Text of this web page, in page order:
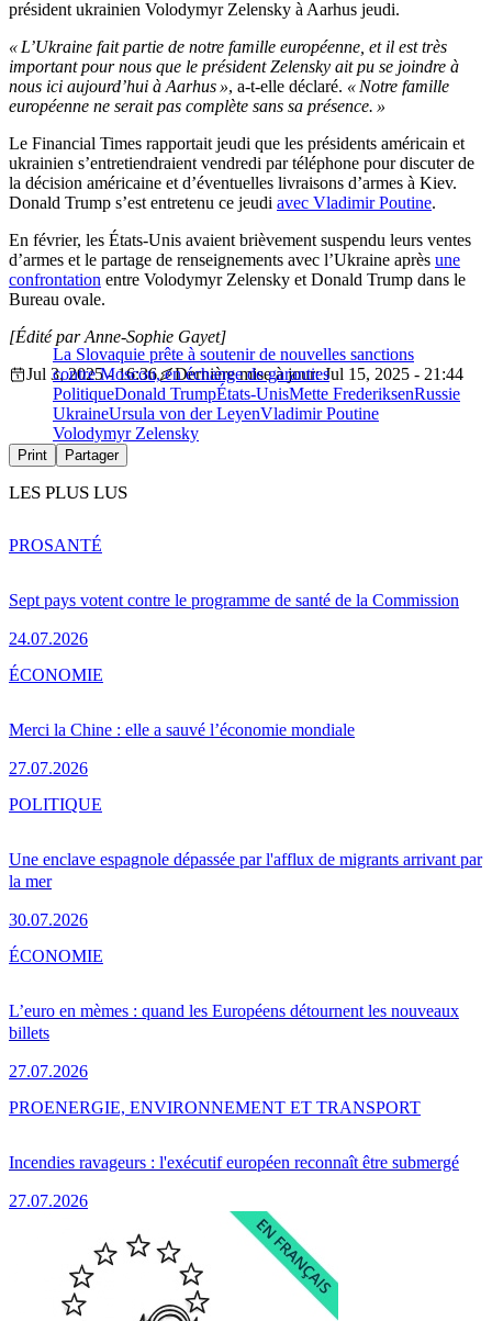
président ukrainien Volodymyr Zelensky à Aarhus jeudi.
« L’Ukraine fait partie de notre famille européenne, et il est très
important pour nous que le président Zelensky ait pu se joindre à
nous ici aujourd’hui à Aarhus », a-t-elle déclaré. « Notre famille
européenne ne serait pas complète sans sa présence. »
Le Financial Times rapportait jeudi que les présidents américain et
ukrainien s’entretiendraient vendredi par téléphone pour discuter de
la décision américaine et d’éventuelles livraisons d’armes à Kiev.
Donald Trump s’est entretenu ce jeudi avec Vladimir Poutine.
En février, les États-Unis avaient brièvement suspendu leurs ventes
d’armes et le partage de renseignements avec l’Ukraine après une
confrontation entre Volodymyr Zelensky et Donald Trump dans le
Bureau ovale.
La Slovaquie prête à soutenir de nouvelles sanctions
contre Moscou, en échange de garanties
[Édité par Anne-Sophie Gayet]
Jul 3, 2025 - 16:36
Dernière mise à jour: Jul 15, 2025 - 21:44
PolitiqueDonald TrumpÉtats-UnisMette FrederiksenRussie
UkraineUrsula von der LeyenVladimir Poutine
Volodymyr Zelensky
Print Partager
LES PLUS LUS
Sept pays votent contre le programme de santé de la Commission
24.07.2026
PROSANTÉ
Merci la Chine : elle a sauvé l’économie mondiale
27.07.2026
ÉCONOMIE
Une enclave espagnole dépassée par l'afflux de migrants arrivant par
la mer
30.07.2026
POLITIQUE
L’euro en mèmes : quand les Européens détournent les nouveaux
billets
27.07.2026
ÉCONOMIE
Incendies ravageurs : l'exécutif européen reconnaît être submergé
27.07.2026
PROENERGIE, ENVIRONNEMENT ET TRANSPORT